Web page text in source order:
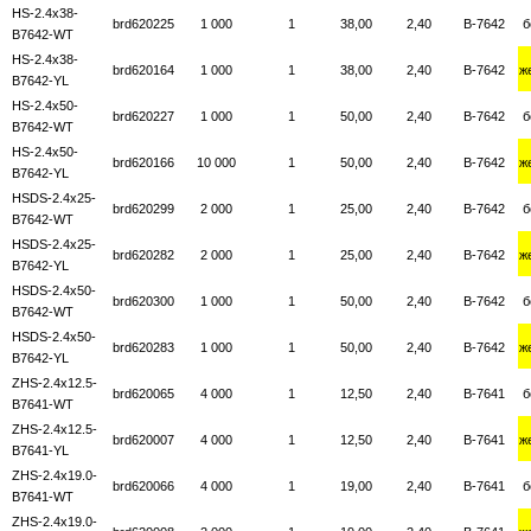
HS-2.4x38-
B7642-WT
brd620225 1 000 1 38,00 2,40 B-7642
HS-2.4x38-
B7642-YL
brd620164 1 000 1 38,00 2,40 B-7642
HS-2.4x50-
B7642-WT
brd620227 1 000 1 50,00 2,40 B-7642
HS-2.4x50-
B7642-YL
brd620166 10 000 1 50,00 2,40 B-7642
HSDS-2.4x25-
B7642-WT
brd620299 2 000 1 25,00 2,40 B-7642
HSDS-2.4x25-
B7642-YL
brd620282 2 000 1 25,00 2,40 B-7642
HSDS-2.4x50-
B7642-WT
brd620300 1 000 1 50,00 2,40 B-7642
HSDS-2.4x50-
B7642-YL
brd620283 1 000 1 50,00 2,40 B-7642
ZHS-2.4x12.5-
B7641-WT
brd620065 4 000 1 12,50 2,40 B-7641
ZHS-2.4x12.5-
B7641-YL
brd620007 4 000 1 12,50 2,40 B-7641
ZHS-2.4x19.0-
B7641-WT
brd620066 4 000 1 19,00 2,40 B-7641
ZHS-2.4x19.0-